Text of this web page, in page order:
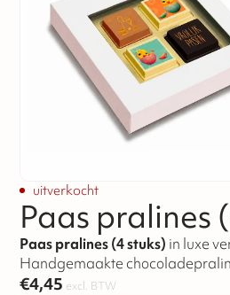
uitverkocht
Paas pralines
Paas pralines (4 stuks) in luxe
Handgemaakte
vullingen, te personaliseren en
€4,45 excl. BTW